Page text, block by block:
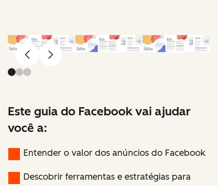
AnteriorAvançar
Este guia do Facebook vai ajudar
você a:
Entender o valor dos anúncios do Facebook
Descobrir ferramentas e estratégias para